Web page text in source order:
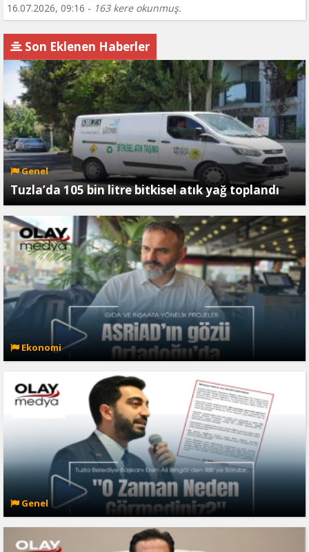
16.07.2026, 09:16 - 163 kere okunmuş.
Son Eklenen Haberler
Genel
Tuzla’da 105 bin litre bitkisel atık yağ toplandı
Ekonomi
Genel